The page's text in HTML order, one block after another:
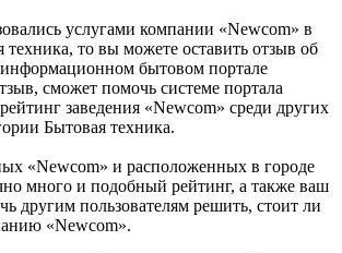
услугами компании «Newcom» в
техника, то вы можете оставить отзыв об
бытовом портале
сможет помочь системе портала
заведения «Newcom» среди других
Бытовая техника.
«Newcom» и расположенных в городе
много и подобный рейтинг, а также ваш
другим пользователям решить, стоит ли
«Newcom».